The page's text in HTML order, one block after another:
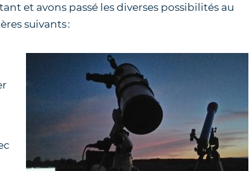
et avons passé les diverses possibilités au
suivants :